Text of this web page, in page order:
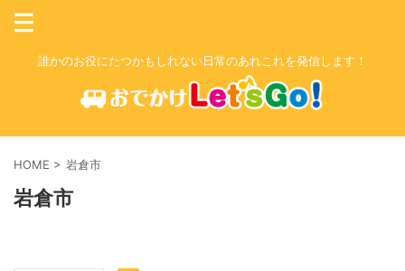
誰かのお役にたつかもしれない日常のあれこれを発信します！
HOME > 岩倉市
岩倉市